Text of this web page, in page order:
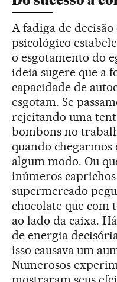
A fadiga de
psicológico
o esgotamento do
ideia sugere que a
capacidade de
esgotam. Se
rejeitando uma
bombons no
quando chegarmos
algum modo. Ou
inúmeros
supermercado
chocolate que com
ao lado da caixa.
de energia
isso causava um
Numerosos